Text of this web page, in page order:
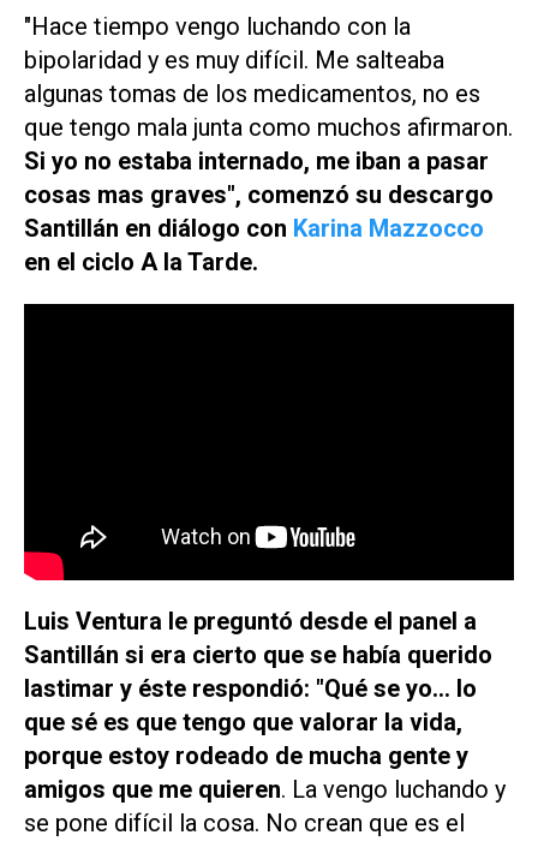
"Hace tiempo vengo luchando con la
bipolaridad y es muy difícil. Me salteaba
algunas tomas de los medicamentos, no es
que tengo mala junta como muchos afirmaron.
Si yo no estaba internado, me iban a pasar
cosas mas graves", comenzó su descargo
Santillán en diálogo con Karina Mazzocco
en el ciclo A la Tarde.
Luis Ventura le preguntó desde el panel a
Santillán si era cierto que se había querido
lastimar y éste respondió: "Qué se yo… lo
que sé es que tengo que valorar la vida,
porque estoy rodeado de mucha gente y
amigos que me quieren. La vengo luchando y
se pone difícil la cosa. No crean que es el